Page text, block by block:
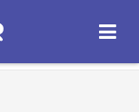
ОТКРЫТЬ